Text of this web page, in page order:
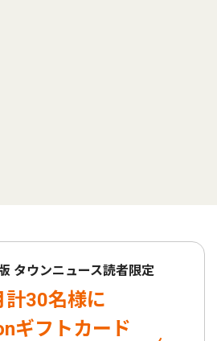
タウンニュース読者限定
計30名様に
ギフトカード